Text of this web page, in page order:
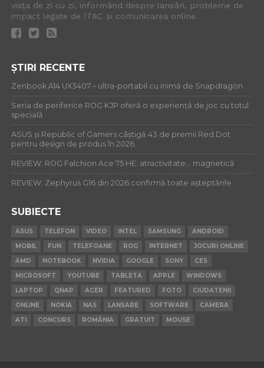
viața de zi cu zi, informând despre lansări, probleme de
impact legate de IT&C și comunicarea online.
ȘTIRI RECENTE
Zenbook A14 UX3407 – ultra-portabil cu inimă de Snapdragon
Seria de periferice ROG KJP oferă o experiență de joc cu totul
specială
ASUS și Republic of Gamers câștigă 43 de premii Red Dot
pentru design de produs în 2026
REVIEW: ROG Falchion Ace 75 HE: atractivitate… magnetică
REVIEW: Zephyrus G16 din 2026 confirmă toate așteptările
SUBIECTE
ASUS TELEFON VIDEO INTEL SAMSUNG
ANDROID
MOBIL
FUN TELEFOANE ROG INTERNET
JOCURI ONLINE
AMD
NOTEBOOK NVIDIA GOOGLE SONY
CES
MICROSOFT
YOUTUBE TABLETA APPLE
WINDOWS
LAPTOP
QNAP ACER FEATURED FOTO
CIUDATENII
ONLINE
NOKIA NAS LANSARE SOFTWARE
CAMERA
ATI
CONCURS ROMÂNIA GRATUIT MOUSE